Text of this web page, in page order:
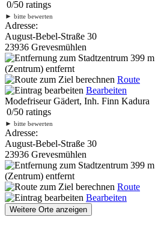
0/50 ratings
► bitte bewerten
Adresse:
August-Bebel-Straße 30
23936 Grevesmühlen
399 m
(Zentrum) entfernt
Route
Bearbeiten
Modefriseur Gädert, Inh. Finn Kadura
0/50 ratings
► bitte bewerten
Adresse:
August-Bebel-Straße 30
23936 Grevesmühlen
399 m
(Zentrum) entfernt
Route
Bearbeiten
Weitere Orte anzeigen